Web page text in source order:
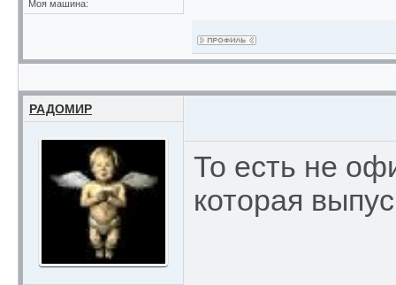
Моя машина:
РАДОМИР
То есть не
которая